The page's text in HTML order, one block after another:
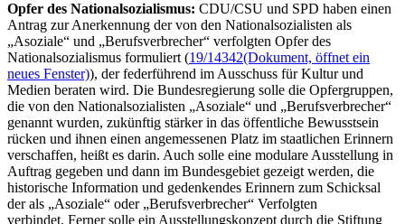
Opfer des Nationalsozialismus: CDU/CSU und SPD haben einen
Antrag zur Anerkennung der von den Nationalsozialisten als
„Asoziale“ und „Berufsverbrecher“ verfolgten Opfer des
Nationalsozialismus formuliert (19/14342(Dokument, öffnet ein
neues Fenster)), der federführend im Ausschuss für Kultur und
Medien beraten wird. Die Bundesregierung solle die Opfergruppen,
die von den Nationalsozialisten „Asoziale“ und „Berufsverbrecher“
genannt wurden, zukünftig stärker in das öffentliche Bewusstsein
rücken und ihnen einen angemessenen Platz im staatlichen Erinnern
verschaffen, heißt es darin. Auch solle eine modulare Ausstellung in
Auftrag gegeben und dann im Bundesgebiet gezeigt werden, die
historische Information und gedenkendes Erinnern zum Schicksal
der als „Asoziale“ oder „Berufsverbrecher“ Verfolgten
verbindet. Ferner solle ein Ausstellungskonzept durch die Stiftung